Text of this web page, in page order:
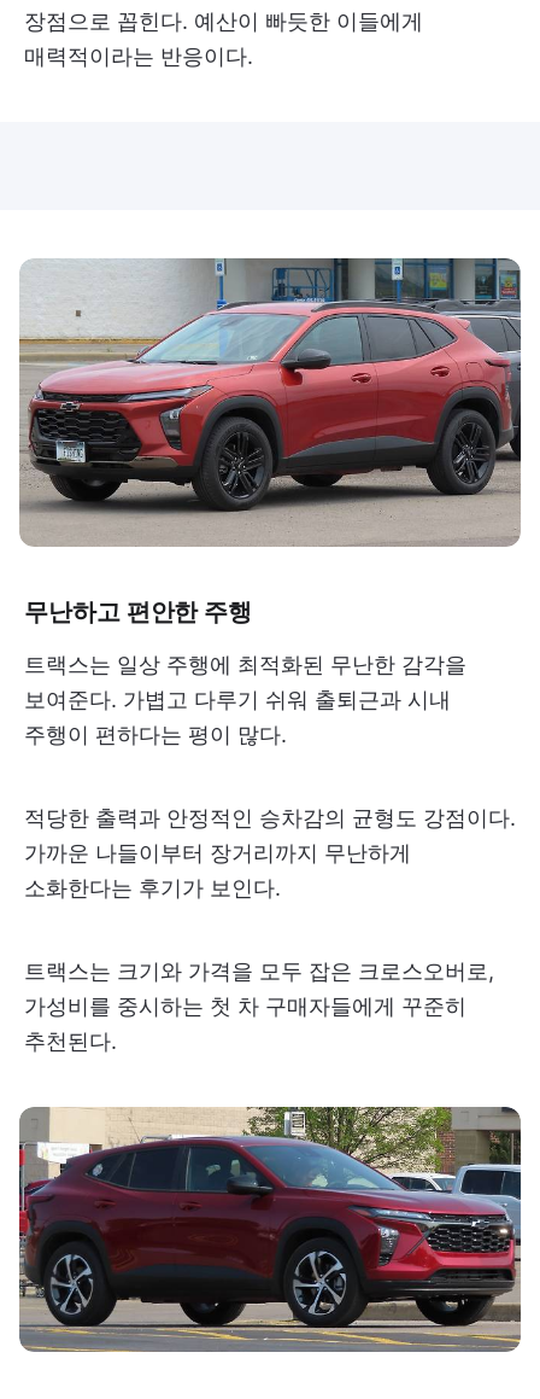
장점으로 꼽힌다. 예산이 빠듯한 이들에게
매력적이라는 반응이다.
무난하고 편안한 주행
트랙스는 일상 주행에 최적화된 무난한 감각을
보여준다. 가볍고 다루기 쉬워 출퇴근과 시내
주행이 편하다는 평이 많다.
적당한 출력과 안정적인 승차감의 균형도 강점이다.
가까운 나들이부터 장거리까지 무난하게
소화한다는 후기가 보인다.
트랙스는 크기와 가격을 모두 잡은 크로스오버로,
가성비를 중시하는 첫 차 구매자들에게 꾸준히
추천된다.